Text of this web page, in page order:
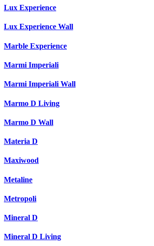
Lux Experience
Lux Experience Wall
Marble Experience
Marmi Imperiali
Marmi Imperiali Wall
Marmo D Living
Marmo D Wall
Materia D
Maxiwood
Metaline
Metropoli
Mineral D
Mineral D Living